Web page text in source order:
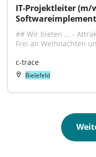
IT-Projektleiter (m/
## Wir bieten ... -
Frei an Weihnachten
c-trace
Bielefeld